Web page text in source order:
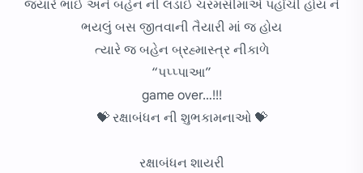
જ્યારે ભાઈ અને બહેન ની લડાઈ ચરમસીમાએ પહોંચી હોય ને
ભયલું બસ જીતવાની તૈયારી માં જ હોય
ત્યારે જ બહેન બ્રહ્માસ્ત્ર નીકાળે
“પપ્પ્પાઆ”
game over…!!!
💝 રક્ષાબંધન ની શુભકામનાઓ 💝
રક્ષાબંધન શાયરી